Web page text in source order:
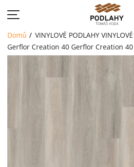
AKCE
Domů VINYLOVÉ PODLAHY
Gerflor Creation 40 Gerflor Creation